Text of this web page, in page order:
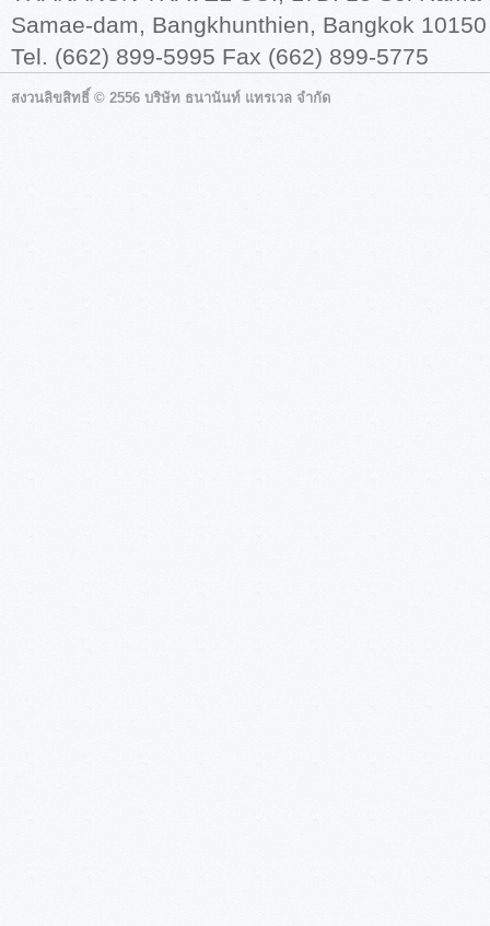
Samae-dam, Bangkhunthien, Bangkok 10150
Tel. (662) 899-5995 Fax (662) 899-5775
สงวนลิขสิทธิ์ © 2556 บริษัท ธนานันท์ แทรเวล จำกัด